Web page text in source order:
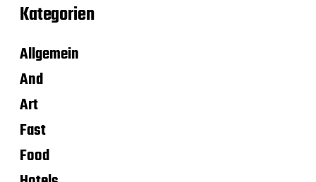
Kategorien
Allgemein
And
Art
Fast
Food